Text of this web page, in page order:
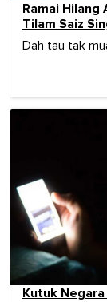
Ramai Hilang
Tilam Saiz
Dah tau tak
Kutuk